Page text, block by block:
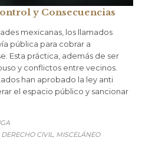
y Consecuencias
mexicanas, los llamados
pública para cobrar a
Esta práctica, además de ser
y conflictos entre vecinos.
han aprobado la ley anti
el espacio público y sancionar
DERECHO CIVIL, MISCELÁNEO